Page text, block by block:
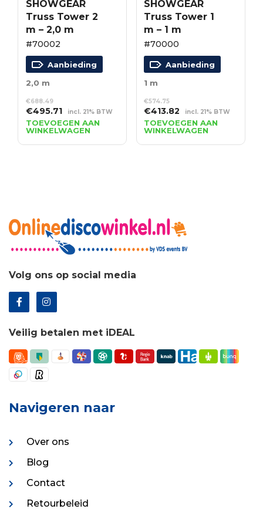
SHOWGEAR
Truss Tower 2
m – 2,0 m
#70002
Aanbieding
2,0 m
€688.49
Oorspronkelijke
prijs
was:
€688.49.
€495.71Huidige
prijs
is:
€495.71.
incl. 21% BTW
TOEVOEGEN AAN
WINKELWAGEN
SHOWGEAR
Truss Tower 1
m – 1 m
#70000
Aanbieding
1 m
€574.75
Oorspronkelijke
prijs
was:
€574.75.
€413.82 Huidige
prijs
is:
€413.82.
incl. 21% BTW
TOEVOEGEN AAN
WINKELWAGEN
Volg ons op social media
Veilig betalen met iDEAL
Navigeren naar
Over ons
Blog
Contact
Retourbeleid